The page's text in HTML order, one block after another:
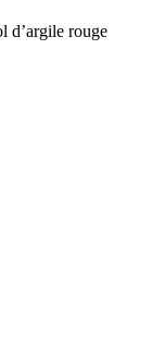
d’argile rouge